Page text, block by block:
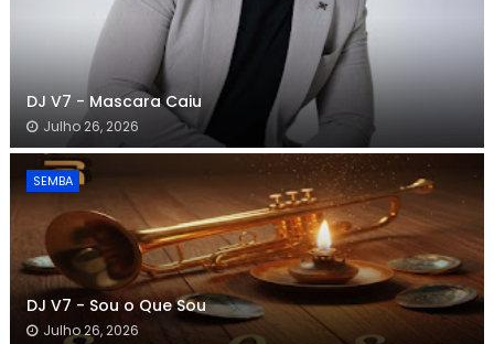
DJ V7 - Mascara Caiu
Julho 26, 2026
SEMBA
DJ V7 - Sou o Que Sou
Julho 26, 2026